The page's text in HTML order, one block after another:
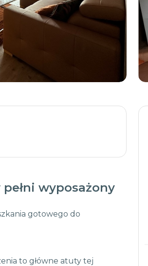
wyposażony
gotowego do
to główne atuty tej